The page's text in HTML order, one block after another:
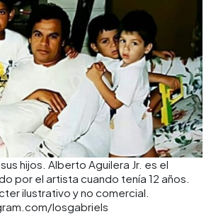
hijos. Alberto Aguilera Jr. es el
por el artista cuando tenía 12 años.
ilustrativo y no comercial.
losgabriels